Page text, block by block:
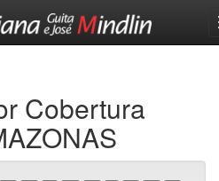
Cobertura